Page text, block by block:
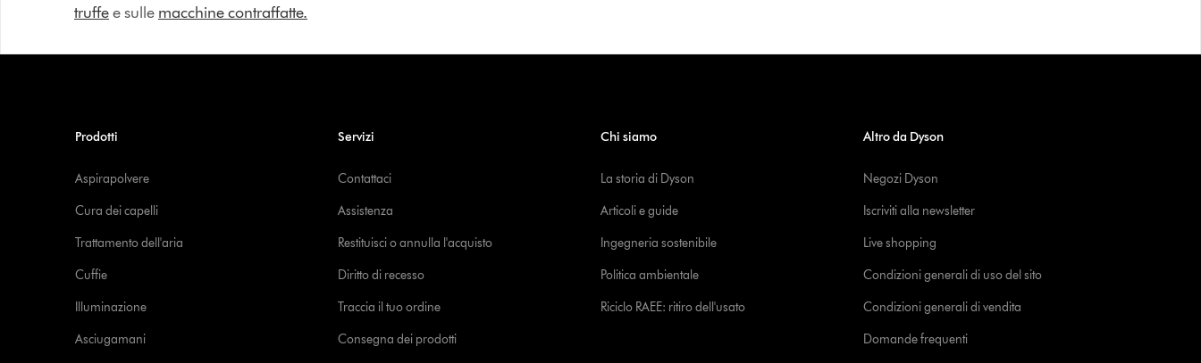
truffee sulle macchine contraffatte.
Prodotti
Aspirapolvere
Cura dei capelli
Trattamento dell'aria
Cuffie
Illuminazione
Asciugamani
Servizi
Contattaci
Assistenza
Restituisci o annulla l'acquisto
Diritto di recesso
Traccia il tuo ordine
Consegna dei prodotti
Chi siamo
La storia di Dyson
Articoli e guide
Ingegneria sostenibile
Politica ambientale
Riciclo RAEE: ritiro dell'usato
Altro da Dyson
Negozi Dyson
Iscriviti alla newsletter
Live shopping
Condizioni generali di uso del sito
Condizioni generali di vendita
Domande frequenti